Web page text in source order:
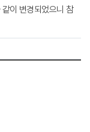
이 변경되었으니 참